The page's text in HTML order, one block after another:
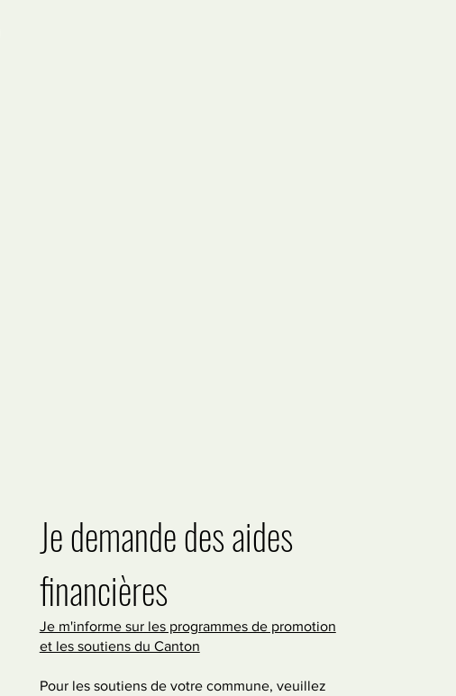
Je demande des aides
financières
Je m'informe sur les programmes de promotion
et les soutiens du Canton
Pour les soutiens de votre commune, veuillez